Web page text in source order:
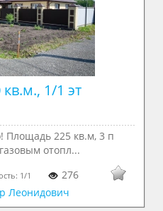
1/1 эт
Площадь 225 кв.м, 3 п
отопл...
1/1
276
Леонидович